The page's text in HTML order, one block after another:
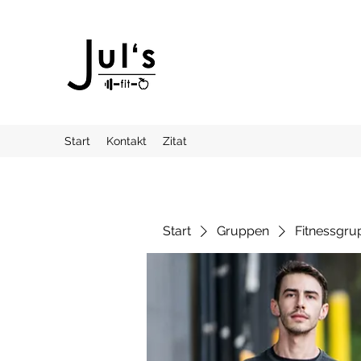
Start Kontakt Zitat
Start Gruppen